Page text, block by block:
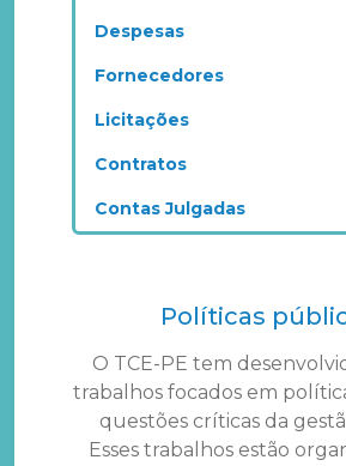
Despesas
Fornecedores
Licitações
Contratos
Contas Julgadas
Políticas
O TCE-PE tem
trabalhos focados em
questões críticas da
Esses trabalhos estão